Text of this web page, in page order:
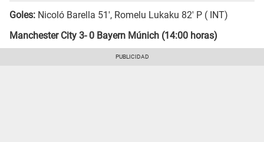
Goles: Nicoló Barella 51', Romelu Lukaku 82' P ( INT)
Manchester City 3- 0 Bayern Múnich (14:00 horas)